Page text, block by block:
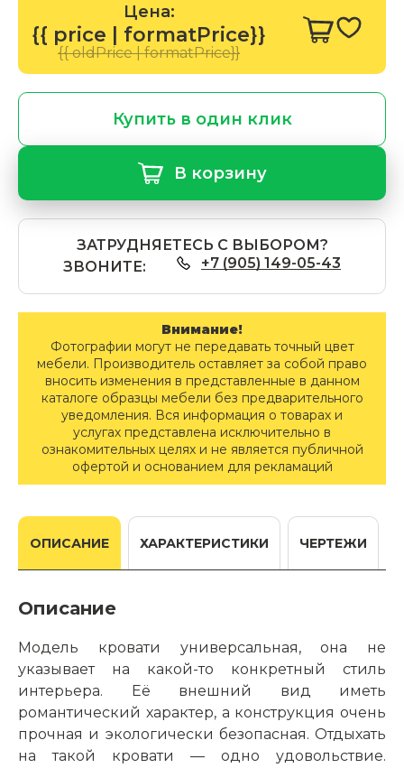
Цена:
{{ price | formatPrice}}
{{ oldPrice | formatPrice}}
Купить в один клик
В корзину
ЗАТРУДНЯЕТЕСЬ С ВЫБОРОМ?
ЗВОНИТЕ:
+7 (905) 149-05-43
Внимание!
Фотографии могут не передавать точный цвет
мебели. Производитель оставляет за собой право
вносить изменения в представленные в данном
каталоге образцы мебели без предварительного
уведомления. Вся информация о товарах и
услугах представлена исключительно в
ознакомительных целях и не является публичной
офертой и основанием для рекламаций
ОПИСАНИЕ ХАРАКТЕРИСТИКИ ЧЕРТЕЖИ
Описание
Модель кровати универсальная, она не
указывает на какой-то конкретный стиль
интерьера. Её внешний вид иметь
романтический характер, а конструкция очень
прочная и экологически безопасная. Отдыхать
на такой кровати — одно удовольствие.